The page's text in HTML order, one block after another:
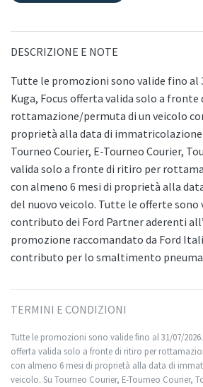
DESCRIZIONE E NOTE
Tutte le promozioni sono valide fino al
Kuga, Focus offerta valida solo a
rottamazione/permuta di un veicolo
proprietà alla data di immatricolazione
Tourneo Courier, E-Tourneo Courier,
valida solo a fronte di ritiro per
con almeno 6 mesi di proprietà alla
del nuovo veicolo. Tutte le offerte sono
contributo dei Ford Partner aderenti
promozione raccomandato da Ford
contributo per lo smaltimento
TERMINI E CONDIZIONI
Tutte le promozioni sono valide fino al 31/07/
offerta valida solo a fronte di ritiro per
con almeno 6 mesi di proprietà alla data di
veicolo. Su Tourneo Courier, E-Tourneo Courier,